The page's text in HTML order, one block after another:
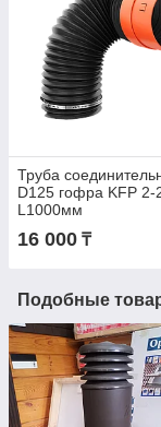
Труба
D125 гофра KFP 2-
L1000мм
16 000 ₸
Подобные